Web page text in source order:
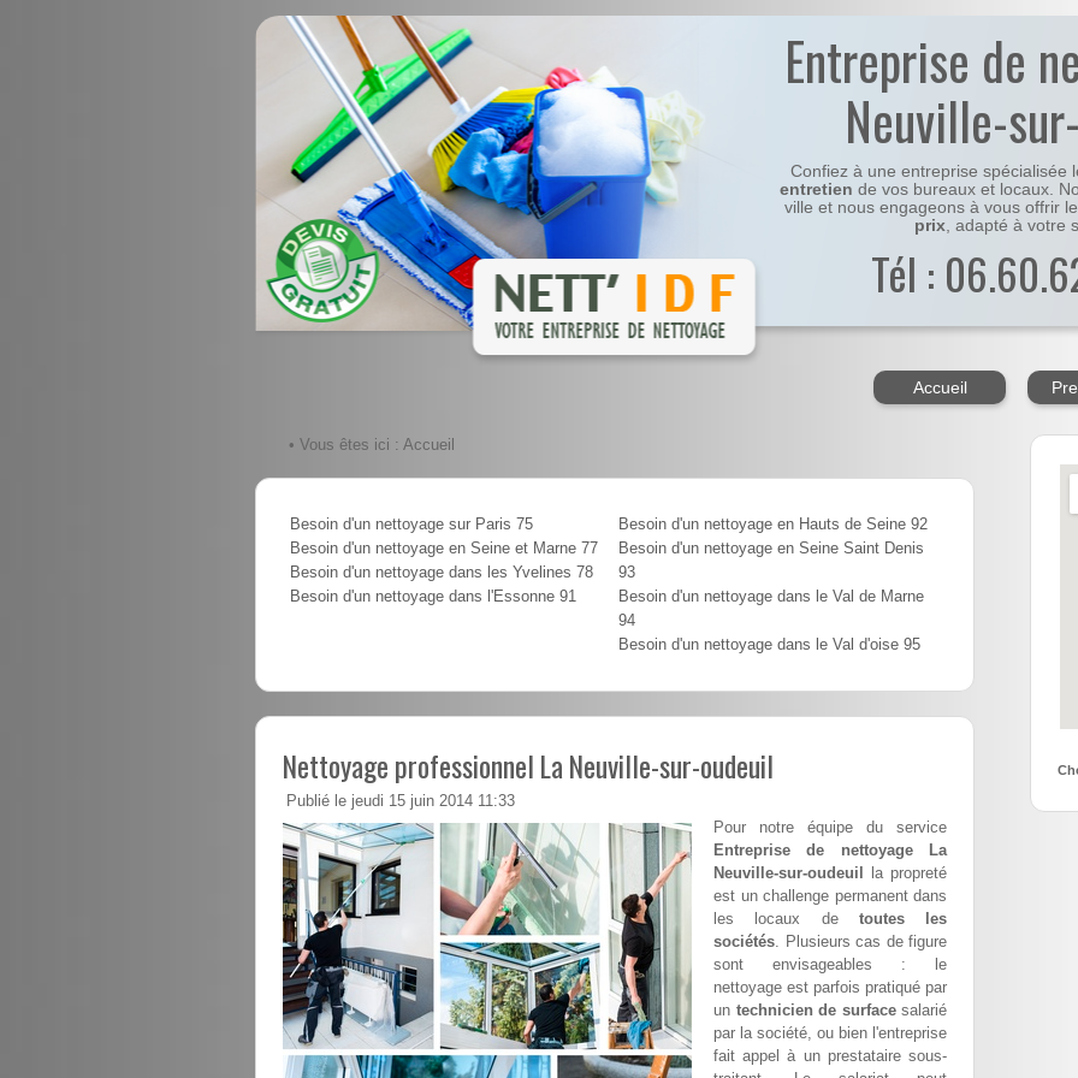
Entreprise de
Neuville-
Confiez à une entreprise spécialisée
entretien de vos bureaux et locaux.
ville et nous engageons à vous offrir le
prix, adapté à votre
Tél :
Accueil
• Vous êtes ici : Accueil
Besoin d'un nettoyage sur Paris 75
Besoin d'un nettoyage en Seine et Marne 77
Besoin d'un nettoyage dans les Yvelines 78
Besoin d'un nettoyage dans l'Essonne 91
Besoin d'un nettoyage en Hauts de Seine 92
Besoin d'un nettoyage en Seine Saint Denis
93
Besoin d'un nettoyage dans le Val de Marne
94
Besoin d'un nettoyage dans le Val d'oise 95
Nettoyage professionnel La Neuville-sur-oudeuil
Publié le jeudi 15 juin 2014 11:33
Pour notre équipe du service
Entreprise de nettoyage La
Neuville-sur-oudeuil
la propreté
est un challenge permanent dans
les locaux de toutes les
sociétés. Plusieurs cas de figure
sont envisageables : le
nettoyage est parfois pratiqué par
un technicien de surfacesalarié
par la société, ou bien l'entreprise
fait appel à un prestataire sous-